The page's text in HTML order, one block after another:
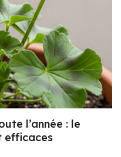
l’année : le
efficaces